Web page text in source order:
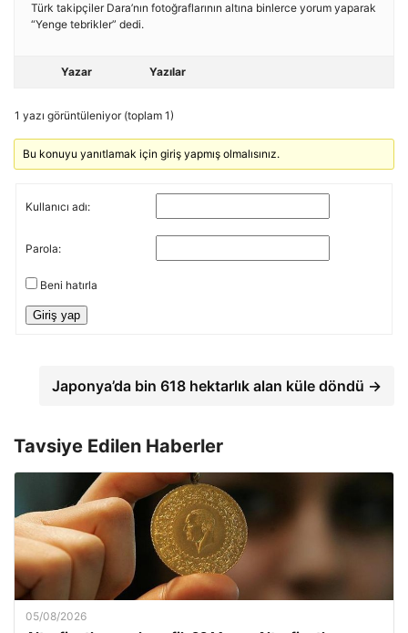
Türk takipçiler Dara’nın fotoğraflarının altına binlerce yorum yaparak
“Yenge tebrikler” dedi.
Yazar Yazılar
1 yazı görüntüleniyor (toplam 1)
Bu konuyu yanıtlamak için giriş yapmış olmalısınız.
Kullanıcı adı:
Parola:
Beni hatırla
Giriş yap
Japonya’da bin 618 hektarlık alan küle döndü →
Tavsiye Edilen Haberler
05/08/2026